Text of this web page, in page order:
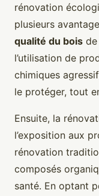
rénovation
plusieurs
qualité du bois
l’utilisation de
chimiques
le protéger, tout
Ensuite, la
l’exposition aux
rénovation
composés
santé. En optant